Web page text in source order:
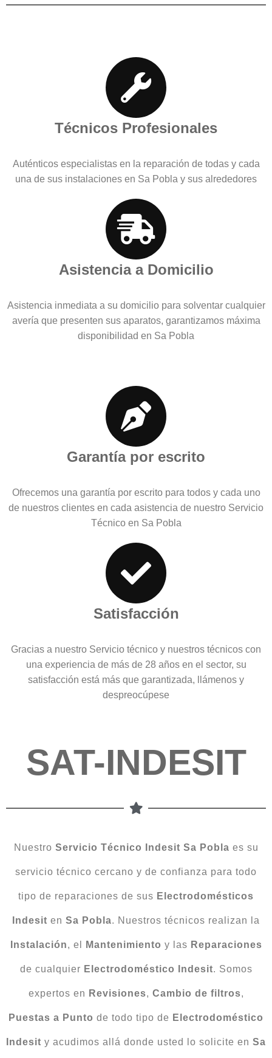
Técnicos Profesionales
Auténticos especialistas en la reparación de todas y cada
una de sus instalaciones en Sa Pobla y sus alrededores
Asistencia a Domicilio
Asistencia inmediata a su domicilio para solventar cualquier
avería que presenten sus aparatos, garantizamos máxima
disponibilidad en Sa Pobla
Garantía por escrito
Ofrecemos una garantía por escrito para todos y cada uno
de nuestros clientes en cada asistencia de nuestro Servicio
Técnico en Sa Pobla
Satisfacción
Gracias a nuestro Servicio técnico y nuestros técnicos con
una experiencia de más de 28 años en el sector, su
satisfacción está más que garantizada, llámenos y
despreocúpese
SAT-INDESIT
Nuestro Servicio Técnico Indesit Sa Pobla es su
servicio técnico cercano y de confianza para todo
tipo de reparaciones de sus Electrodomésticos
Indesit en Sa Pobla. Nuestros técnicos realizan la
Instalación, el Mantenimiento y las Reparaciones
de cualquier Electrodoméstico Indesit. Somos
expertos en Revisiones, Cambio de filtros,
Puestas a Punto de todo tipo de Electrodoméstico
Indesit y acudimos allá donde usted lo solicite en Sa